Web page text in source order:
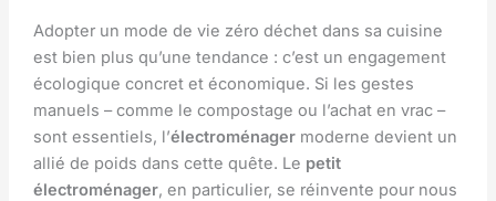
Adopter un mode de vie zéro déchet dans sa cuisine
est bien plus qu’une tendance : c’est un engagement
écologique concret et économique. Si les gestes
manuels – comme le compostage ou l’achat en vrac –
sont essentiels, l’électroménagermoderne devient un
allié de poids dans cette quête. Le petit
électroménager, en particulier, se réinvente pour nous